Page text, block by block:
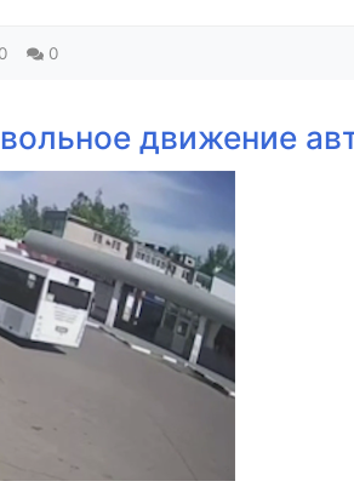
0
движение